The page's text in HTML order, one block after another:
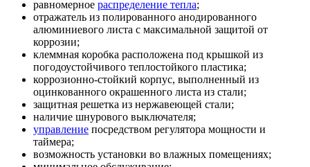
равномерное распределение тепла;
отражатель из полированного анодированного
алюминиевого листа с максимальной защитой от
коррозии;
клеммная коробка расположена под крышкой из
погодоустойчивого теплостойкого пластика;
коррозионно-стойкий корпус, выполненный из
оцинкованного окрашенного листа из стали;
защитная решетка из нержавеющей стали;
наличие шнурового выключателя;
управление посредством регулятора мощности и
таймера;
возможность установки во влажных помещениях;